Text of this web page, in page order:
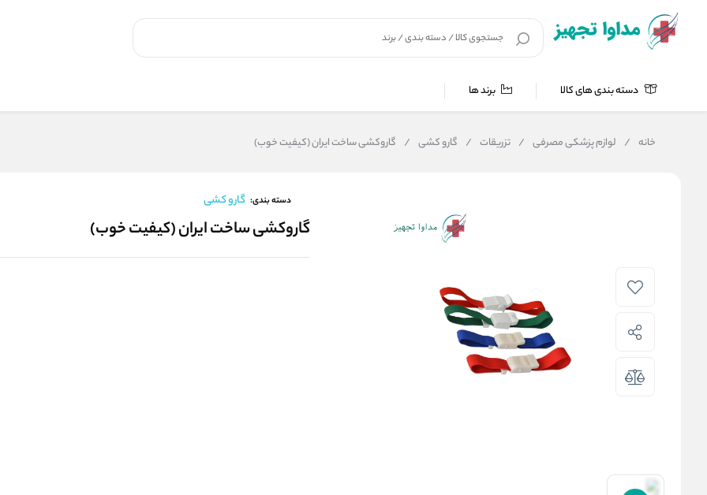
دسته بندی های کالا برند ها
خانه / لوازم پزشکی مصرفی / تزریقات / گارو کشی / گاروکشی ساخت ایران (کیفیت خوب)
دسته بندی: گارو کشی
گاروکشی ساخت ایران (کیفیت خوب)